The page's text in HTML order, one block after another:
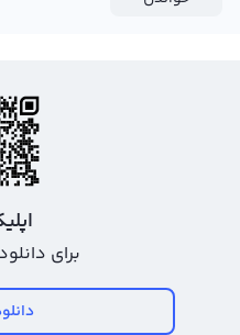
پرداخت دیجیتال شرکت کنند، فرصت‌های
راهنمای خرید ریپل؛ چطور ریپل
برای